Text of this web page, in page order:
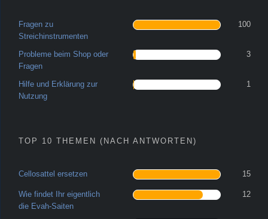
Fragen zu
Streichinstrumenten
100
Probleme beim Shop oder
Fragen
3
Hilfe und Erklärung zur
Nutzung
1
TOP 10 THEMEN (NACH ANTWORTEN)
Cellosattel ersetzen 15
Wie findet Ihr eigentlich
die Evah-Saiten
12